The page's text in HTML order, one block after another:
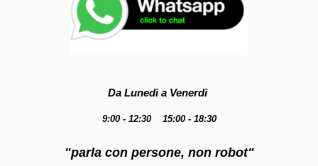
Da Lunedì a Venerdì
9:00 - 12:30 15:00 - 18:30
"parla con persone, non robot"